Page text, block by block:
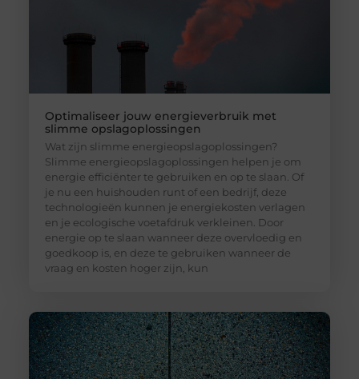
Optimaliseer jouw energieverbruik met
slimme opslagoplossingen
Wat zijn slimme energieopslagoplossingen?
Slimme energieopslagoplossingen helpen je om
energie efficiënter te gebruiken en op te slaan. Of
je nu een huishouden runt of een bedrijf, deze
technologieën kunnen je energiekosten verlagen
en je ecologische voetafdruk verkleinen. Door
energie op te slaan wanneer deze overvloedig en
goedkoop is, en deze te gebruiken wanneer de
vraag en kosten hoger zijn, kun